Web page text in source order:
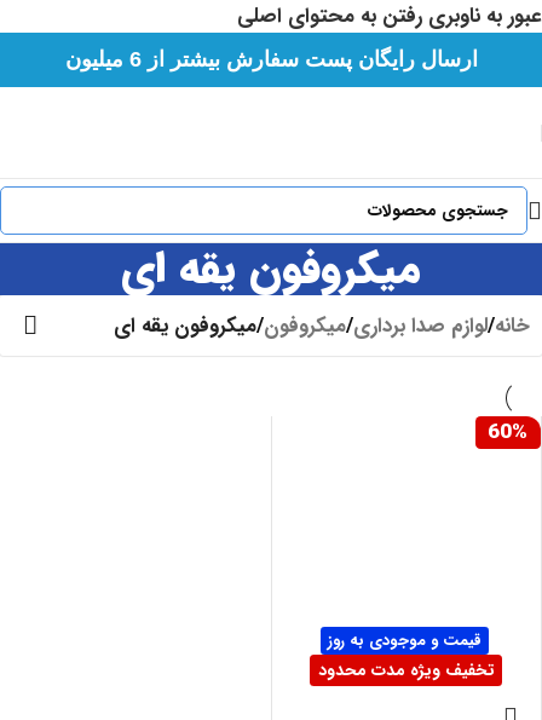
عبور به ناوبری رفتن به محتوای اصلی
لطفا هورشید را در شبکه های اجتماعی با شناسه
hoorshidshop@ دنبال کنید.
ارسال رایگان پست سفارش بیشتر از 6 میلیون
میکروفون یقه ای
خانه/لوازم صدا برداری/میکروفون/میکروفون یقه ای
قیمت و موجودی به روز
تخفیف ویژه مدت محدود
60%